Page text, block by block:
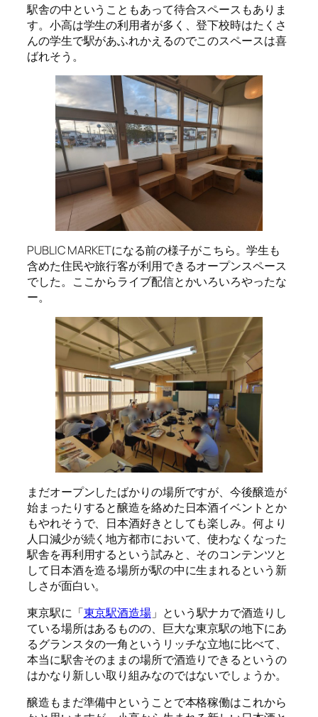
駅舎の中ということもあって待合スペースもありま
す。小高は学生の利用者が多く、登下校時はたくさ
んの学生で駅があふれかえるのでこのスペースは喜
ばれそう。
PUBLIC MARKETになる前の様子がこちら。学生も
含めた住民や旅行客が利用できるオープンスペース
でした。ここからライブ配信とかいろいろやったな
ー。
まだオープンしたばかりの場所ですが、今後醸造が
始まったりすると醸造を絡めた日本酒イベントとか
もやれそうで、日本酒好きとしても楽しみ。何より
人口減少が続く地方都市において、使わなくなった
駅舎を再利用するという試みと、そのコンテンツと
して日本酒を造る場所が駅の中に生まれるという新
しさが面白い。
東京駅に「東京駅酒造場」という駅ナカで酒造りし
ている場所はあるものの、巨大な東京駅の地下にあ
るグランスタの一角というリッチな立地に比べて、
本当に駅舎そのままの場所で酒造りできるというの
はかなり新しい取り組みなのではないでしょうか。
醸造もまだ準備中ということで本格稼働はこれから